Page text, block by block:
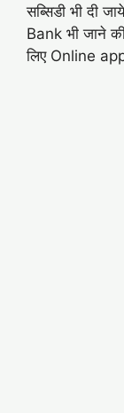
सब्सिडी भी दी
Bank भी जाने
लिए Online